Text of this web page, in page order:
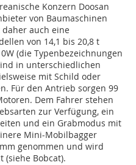
Konzern Doosan
von Baumaschinen
auch eine
von 14,1 bis 20,8 t
(die Typenbezeichnungen
in unterschiedlichen
mit Schild oder
Für den Antrieb sorgen 99
Dem Fahrer stehen
zur Verfügung, ein
und ein Grabmodus mit
Mini-Mobilbagger
genommen und wird
(siehe Bobcat).